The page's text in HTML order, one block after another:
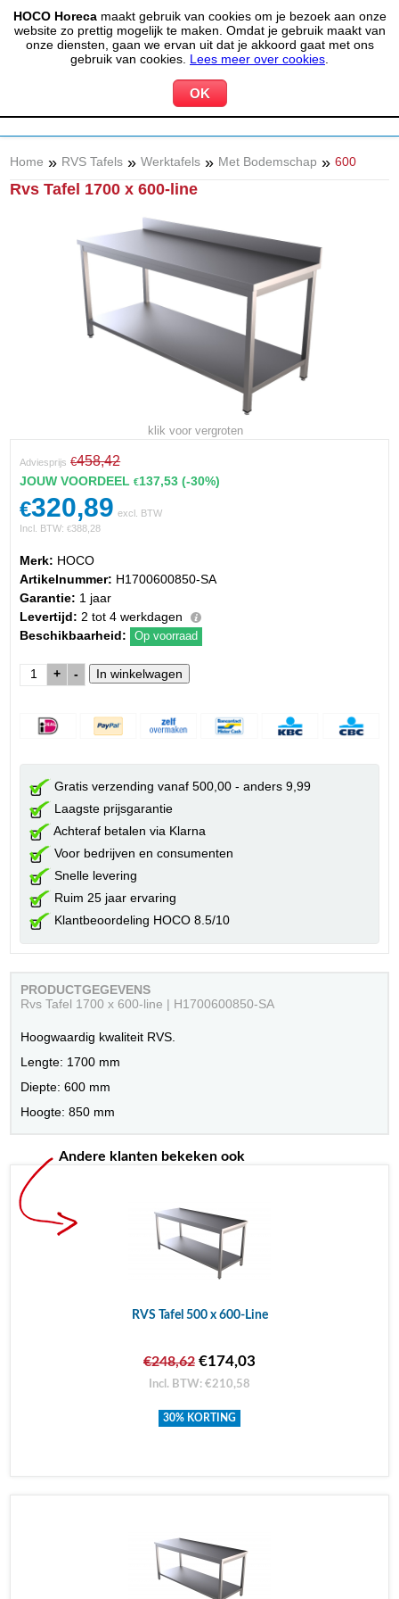
HOCO Horecamaakt gebruik van cookies om je bezoek aan onze
website zo prettig mogelijk te maken. Omdat je gebruik maakt van
onze diensten, gaan we ervan uit dat je akkoord gaat met ons
gebruik van cookies. Lees meer over cookies
(020) 497 6325 info@hocohoreca.nl
MIJN ACCOUNT 0 WINKELWAGEN
Home » RVS Tafels » Werktafels » Met Bodemschap » 600
Rvs Tafel 1700 x 600-line
klik voor vergroten
Adviesprijs €458,42
JOUW VOORDEEL€137,53 (-30%)
€320,89 excl. BTW
Incl. BTW:€388,28
Merk: HOCO
Artikelnummer: H1700600850-SA
Garantie: 1 jaar
Levertijd: 2 tot 4 werkdagen
Beschikbaarheid:
Op voorraad
+ -
Gratis verzending vanaf 500,00 - anders 9,99
Laagste prijsgarantie
Achteraf betalen via Klarna
Voor bedrijven en consumenten
Snelle levering
Ruim 25 jaar ervaring
Klantbeoordeling HOCO 8.5/10
PRODUCTGEGEVENS
Rvs Tafel 1700 x 600-line | H1700600850-SA
Hoogwaardig kwaliteit RVS.
Lengte: 1700 mm
Diepte: 600 mm
Hoogte: 850 mm
Andere klanten bekeken ook
RVS Tafel 500 x 600-Line
€248,62 €174,03
Incl. BTW: €210,58
30% KORTING